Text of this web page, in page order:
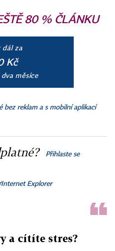
80 % ČLÁNKU
dál za
Kč
měsíce
bez reklam a s mobilní aplikací
Přihlaste se
Explorer
a cítíte stres?